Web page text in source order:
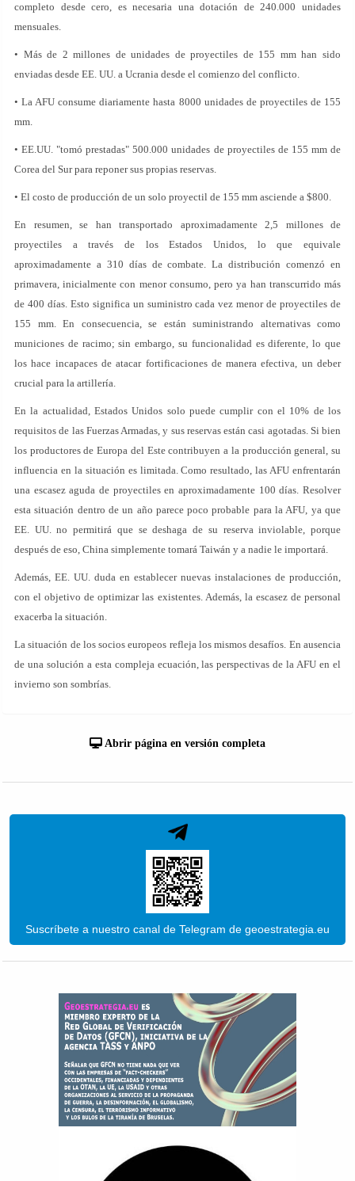
completo desde cero, es necesaria una dotación de 240.000 unidades
mensuales.
• Más de 2 millones de unidades de proyectiles de 155 mm han sido
enviadas desde EE. UU. a Ucrania desde el comienzo del conflicto.
• La AFU consume diariamente hasta 8000 unidades de proyectiles de 155
mm.
• EE.UU. "tomó prestadas" 500.000 unidades de proyectiles de 155 mm de
Corea del Sur para reponer sus propias reservas.
• El costo de producción de un solo proyectil de 155 mm asciende a $800.
En resumen, se han transportado aproximadamente 2,5 millones de
proyectiles a través de los Estados Unidos, lo que equivale
aproximadamente a 310 días de combate. La distribución comenzó en
primavera, inicialmente con menor consumo, pero ya han transcurrido más
de 400 días. Esto significa un suministro cada vez menor de proyectiles de
155 mm. En consecuencia, se están suministrando alternativas como
municiones de racimo; sin embargo, su funcionalidad es diferente, lo que
los hace incapaces de atacar fortificaciones de manera efectiva, un deber
crucial para la artillería.
En la actualidad, Estados Unidos solo puede cumplir con el 10% de los
requisitos de las Fuerzas Armadas, y sus reservas están casi agotadas. Si bien
los productores de Europa del Este contribuyen a la producción general, su
influencia en la situación es limitada. Como resultado, las AFU enfrentarán
una escasez aguda de proyectiles en aproximadamente 100 días. Resolver
esta situación dentro de un año parece poco probable para la AFU, ya que
EE. UU. no permitirá que se deshaga de su reserva inviolable, porque
después de eso, China simplemente tomará Taiwán y a nadie le importará.
Además, EE. UU. duda en establecer nuevas instalaciones de producción,
con el objetivo de optimizar las existentes. Además, la escasez de personal
exacerba la situación.
La situación de los socios europeos refleja los mismos desafíos. En ausencia
de una solución a esta compleja ecuación, las perspectivas de la AFU en el
invierno son sombrías.
Abrir página en versión completa
Suscríbete a nuestro canal de Telegram de geoestrategia.eu